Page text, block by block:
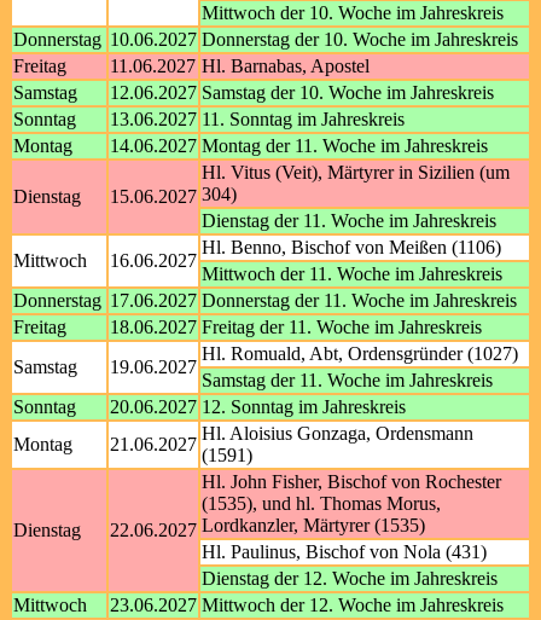
Mittwoch der 10. Woche im Jahreskreis
Donnerstag 10.06.2027 Donnerstag der 10. Woche im Jahreskreis
Freitag
11.06.2027 Hl. Barnabas, Apostel
Samstag
12.06.2027 Samstag der 10. Woche im Jahreskreis
Sonntag
13.06.2027 11. Sonntag im Jahreskreis
Montag
14.06.2027 Montag der 11. Woche im Jahreskreis
Dienstag 15.06.2027
Hl. Vitus (Veit), Märtyrer in Sizilien (um
304)
Dienstag der 11. Woche im Jahreskreis
Mittwoch
16.06.2027
Hl. Benno, Bischof von Meißen (1106)
Mittwoch der 11. Woche im Jahreskreis
Donnerstag 17.06.2027 Donnerstag der 11. Woche im Jahreskreis
Freitag
18.06.2027 Freitag der 11. Woche im Jahreskreis
Samstag
19.06.2027
Hl. Romuald, Abt, Ordensgründer (1027)
Samstag der 11. Woche im Jahreskreis
Sonntag
20.06.2027 12. Sonntag im Jahreskreis
Montag
21.06.2027
Hl. Aloisius Gonzaga, Ordensmann
(1591)
Dienstag 22.06.2027
Hl. John Fisher, Bischof von Rochester
(1535), und hl. Thomas Morus,
Lordkanzler, Märtyrer (1535)
Hl. Paulinus, Bischof von Nola (431)
Dienstag der 12. Woche im Jahreskreis
Mittwoch
23.06.2027 Mittwoch der 12. Woche im Jahreskreis